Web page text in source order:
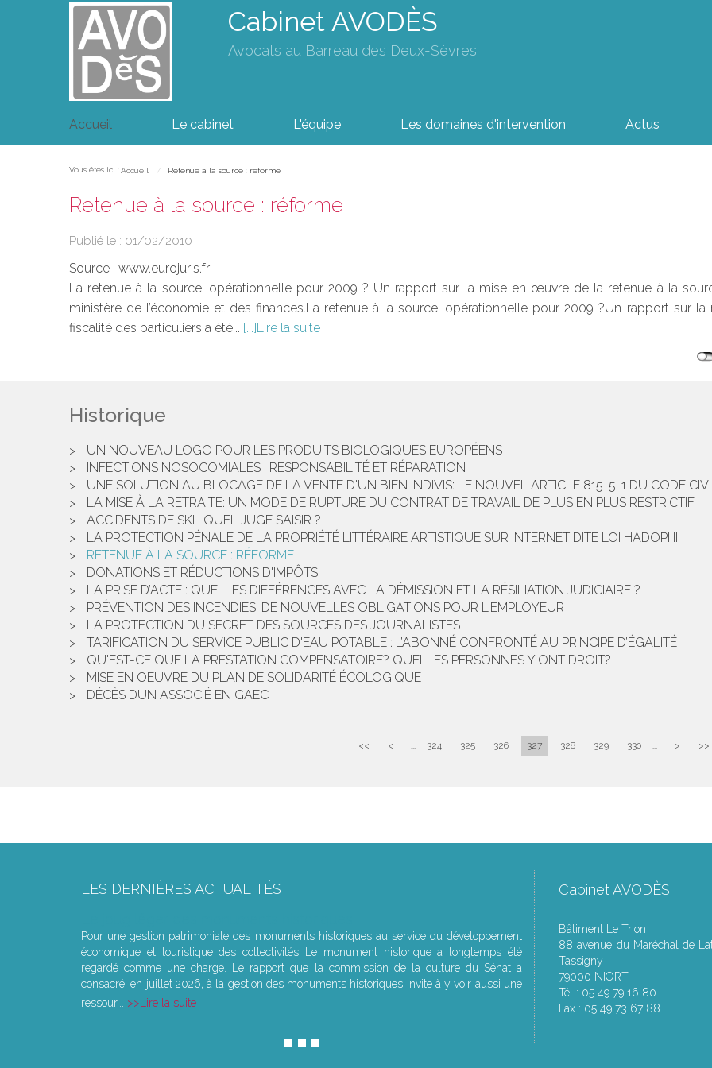
Cabinet AVODÈS
Avocats au Barreau des Deux-Sèvres
Accueil Le cabinet L'équipe Les domaines d'intervention Actus
Vous êtes ici : Accueil Retenue à la source : réforme
Retenue à la source : réforme
Publié le : 01/02/2010
Source : www.eurojuris.fr
La retenue à la source, opérationnelle pour 2009 ? Un rapport sur la mise en œuvre de la retenue à la
ministère de l’économie et des finances.La retenue à la source, opérationnelle pour 2009 ?Un rapport sur
fiscalité des particuliers a été...
Lire la suite
Historique
UN NOUVEAU LOGO POUR LES PRODUITS BIOLOGIQUES EUROPÉENS
INFECTIONS NOSOCOMIALES : RESPONSABILITÉ ET RÉPARATION
UNE SOLUTION AU BLOCAGE DE LA VENTE D'UN BIEN INDIVIS: LE NOUVEL ARTICLE 815-5-1 DU CODE
LA MISE À LA RETRAITE: UN MODE DE RUPTURE DU CONTRAT DE TRAVAIL DE PLUS EN PLUS RESTRICTIF
ACCIDENTS DE SKI : QUEL JUGE SAISIR ?
LA PROTECTION PÉNALE DE LA PROPRIÉTÉ LITTÉRAIRE ARTISTIQUE SUR INTERNET DITE LOI HADOPI II
RETENUE À LA SOURCE : RÉFORME
DONATIONS ET RÉDUCTIONS D'IMPÔTS
LA PRISE D’ACTE : QUELLES DIFFÉRENCES AVEC LA DÉMISSION ET LA RÉSILIATION JUDICIAIRE ?
PRÉVENTION DES INCENDIES: DE NOUVELLES OBLIGATIONS POUR L'EMPLOYEUR
LA PROTECTION DU SECRET DES SOURCES DES JOURNALISTES
TARIFICATION DU SERVICE PUBLIC D'EAU POTABLE : L’ABONNÉ CONFRONTÉ AU PRINCIPE D’ÉGALITÉ
QU'EST-CE QUE LA PRESTATION COMPENSATOIRE? QUELLES PERSONNES Y ONT DROIT?
MISE EN OEUVRE DU PLAN DE SOLIDARITÉ ÉCOLOGIQUE
DÉCÈS DUN ASSOCIÉ EN GAEC
<< < ... 324 325 326 327 328 329 330 ... > >>
LES DERNIÈRES ACTUALITÉS
Pour une gestion patrimoniale des monuments historiques au service du développement
économique et touristique des collectivités Le monument historique a longtemps été
regardé comme une charge. Le rapport que la commission de la culture du Sénat a
consacré, en juillet 2026, à la gestion des monuments historiques invite à y voir aussi une
ressour...
Lire la suite
Cabinet AVODÈS
Bâtiment Le Trion
88 avenue du Maréchal de
Tassigny
79000 NIORT
Tél : 05 49 79 16 80
Fax : 05 49 73 67 88